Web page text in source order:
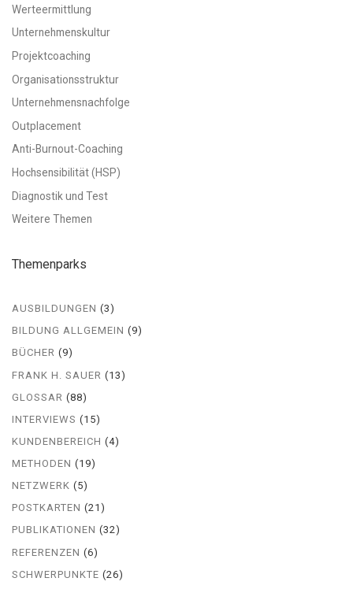
Werteermittlung
Unternehmenskultur
Projektcoaching
Organisationsstruktur
Unternehmensnachfolge
Outplacement
Anti-Burnout-Coaching
Hochsensibilität (HSP)
Diagnostik und Test
Weitere Themen
Themenparks
AUSBILDUNGEN (3)
BILDUNG ALLGEMEIN (9)
BÜCHER (9)
FRANK H. SAUER (13)
GLOSSAR (88)
INTERVIEWS (15)
KUNDENBEREICH (4)
METHODEN (19)
NETZWERK (5)
POSTKARTEN (21)
PUBLIKATIONEN (32)
REFERENZEN (6)
SCHWERPUNKTE (26)